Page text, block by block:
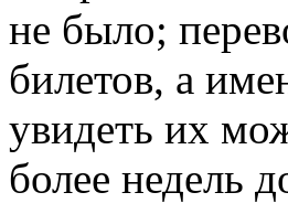
не было;
билетов, а
увидеть их
более недель